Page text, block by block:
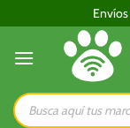
al
contenido
Envíos
Búsqueda
de
productos